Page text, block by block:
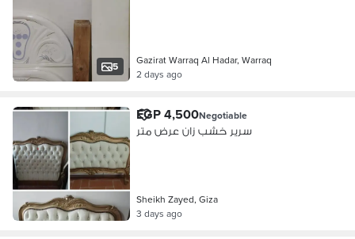
5
Gazirat Warraq Al Hadar, Warraq
2 days ago
EGP 4,500Negotiable
سرير خشب زان عرض متر
Sheikh Zayed, Giza
3 days ago